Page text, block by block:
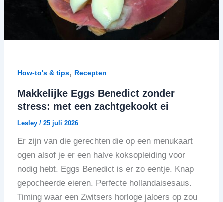
How-to's & tips, Recepten
Makkelijke Eggs Benedict zonder
stress: met een zachtgekookt ei
Lesley / 25 juli 2026
Er zijn van die gerechten die op een menukaart
ogen alsof je er een halve koksopleiding voor
nodig hebt. Eggs Benedict is er zo eentje. Knap
gepocheerde eieren. Perfecte hollandaisesaus.
Timing waar een Zwitsers horloge jaloers op zou